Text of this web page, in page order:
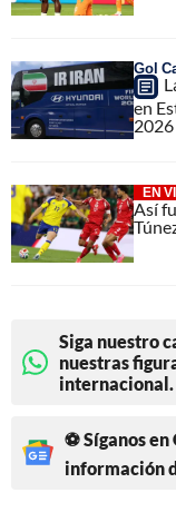
Gol
en
2026
EN
Así
Siga nuestro
nuestras
internacional.
⚽ Síganos
información